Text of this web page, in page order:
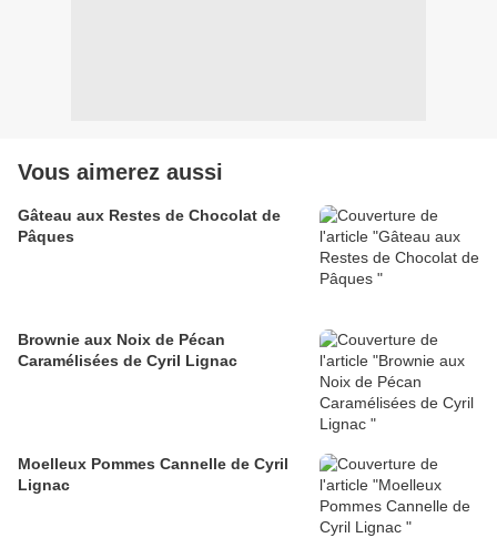
Vous aimerez aussi
Gâteau aux Restes de Chocolat de
Pâques
Brownie aux Noix de Pécan
Caramélisées de Cyril Lignac
Moelleux Pommes Cannelle de Cyril
Lignac